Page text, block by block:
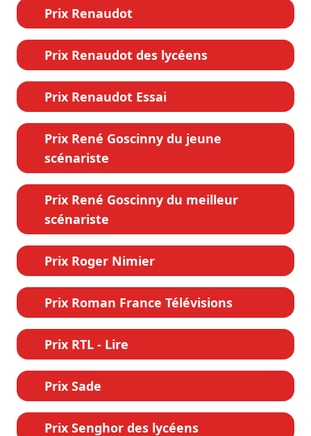
Prix Renaudot
Prix Renaudot des lycéens
Prix Renaudot Essai
Prix René Goscinny du jeune
scénariste
Prix René Goscinny du meilleur
scénariste
Prix Roger Nimier
Prix Roman France Télévisions
Prix RTL - Lire
Prix Sade
Prix Senghor des lycéens